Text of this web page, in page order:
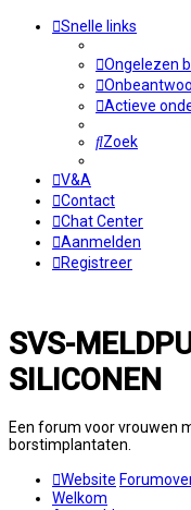
Snelle links
Ongelezen
Actieve
Zoek
V&A
Contact
Chat Center
Aanmelden
Registreer
SVS-
SILICONEN
Een forum voor vrouwen
borstimplantaten.
Website
Welkom